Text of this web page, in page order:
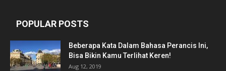
POPULAR POSTS
Beberapa Kata Dalam Bahasa Perancis Ini,
Bisa Bikin Kamu Terlihat Keren!
Aug 12, 2019